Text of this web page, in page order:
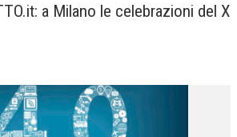
a Milano le celebrazioni del X